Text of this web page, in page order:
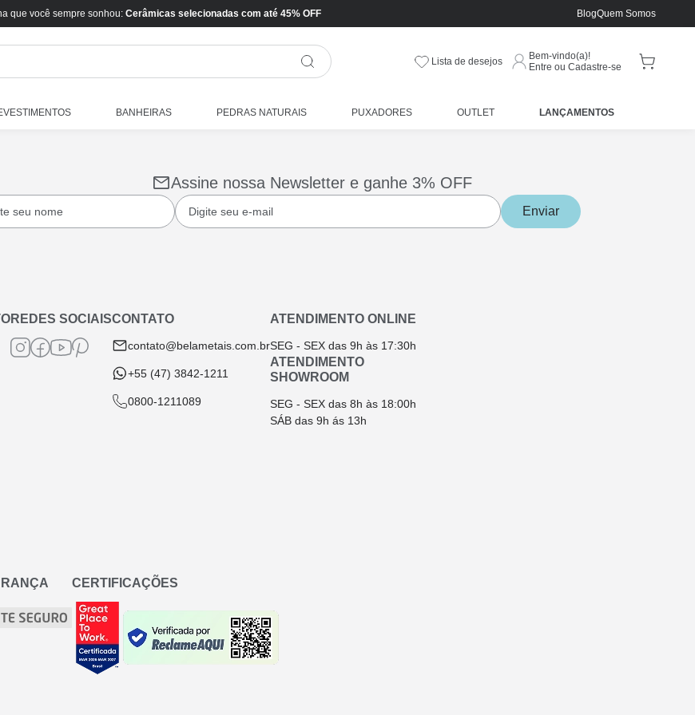
que você sempre sonhou: Cerâmicas selecionadas com até 45% OFF BlogQuem Somos
Lista de desejos
Bem-vindo(a)!
Entre ou Cadastre-se
BANHEIRAS PEDRAS NATURAIS PUXADORES OUTLET LANÇAMENTOS
Assine nossa Newsletter e ganhe 3% OFF
Enviar
REDES SOCIAISCONTATO
contato@belametais.com.br
+55 (47) 3842-1211
0800-1211089
ATENDIMENTO ONLINE
SEG - SEX das 9h às 17:30h
ATENDIMENTO
SHOWROOM
SEG - SEX das 8h às 18:00h
SÁB das 9h ás 13h
CERTIFICAÇÕES